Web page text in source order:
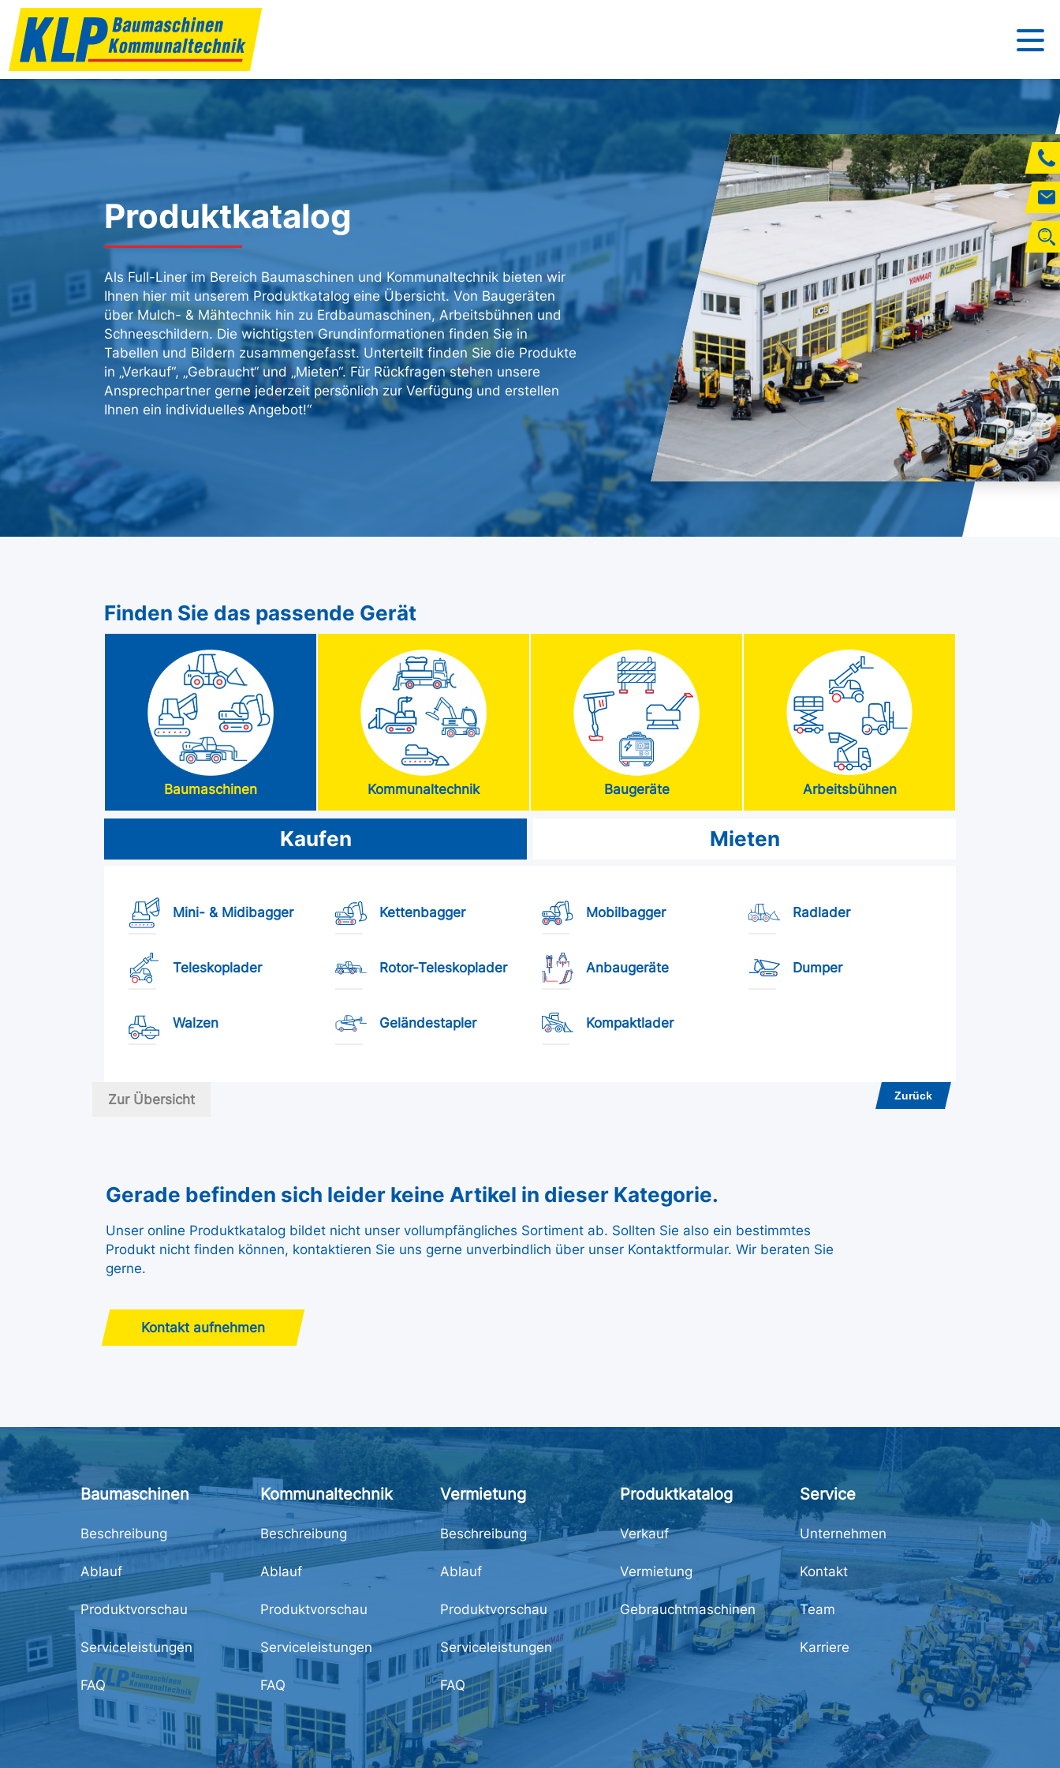
Produktkatalog
Als Full-Liner im Bereich Baumaschinen und Kommunaltechnik bieten wir
Ihnen hier mit unserem Produktkatalog eine Übersicht. Von Baugeräten
über Mulch- & Mähtechnik hin zu Erdbaumaschinen, Arbeitsbühnen und
Schneeschildern. Die wichtigsten Grundinformationen finden Sie in
Tabellen und Bildern zusammengefasst. Unterteilt finden Sie die Produkte
in „Verkauf“, „Gebraucht“ und „Mieten“. Für Rückfragen stehen unsere
Ansprechpartner gerne jederzeit persönlich zur Verfügung und erstellen
Ihnen ein individuelles Angebot!“
Finden Sie das passende Gerät
Baumaschinen Kommunaltechnik Baugeräte Arbeitsbühnen
Kaufen Mieten
Mini- & Midibagger Kettenbagger Mobilbagger Radlader
Teleskoplader Rotor-Teleskoplader Anbaugeräte Dumper
Walzen Geländestapler Kompaktlader
Zur Übersicht Zurück
Gerade befinden sich leider keine Artikel in dieser Kategorie.
Unser online Produktkatalog bildet nicht unser vollumpfängliches Sortiment ab. Sollten Sie also ein bestimmtes
Produkt nicht finden können, kontaktieren Sie uns gerne unverbindlich über unser Kontaktformular. Wir beraten Sie
gerne.
Kontakt aufnehmen
Baumaschinen
Beschreibung
Ablauf
Produktvorschau
Serviceleistungen
FAQ
Kommunaltechnik
Beschreibung
Ablauf
Produktvorschau
Serviceleistungen
FAQ
Vermietung
Beschreibung
Ablauf
Produktvorschau
Serviceleistungen
FAQ
Produktkatalog
Verkauf
Vermietung
Gebrauchtmaschinen
Service
Unternehmen
Kontakt
Team
Karriere